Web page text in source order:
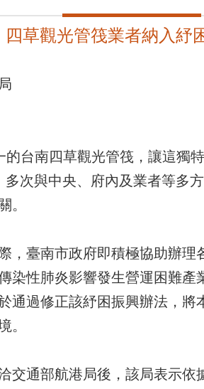
草觀光管筏業者納入紓
的台南四草觀光管筏，讓這獨
次與中央、府內及業者等多
。
，臺南市政府即積極協助辦
染性肺炎影響發生營運困難
通過修正該紓困振興辦法，將
。
交通部航港局後，該局表示